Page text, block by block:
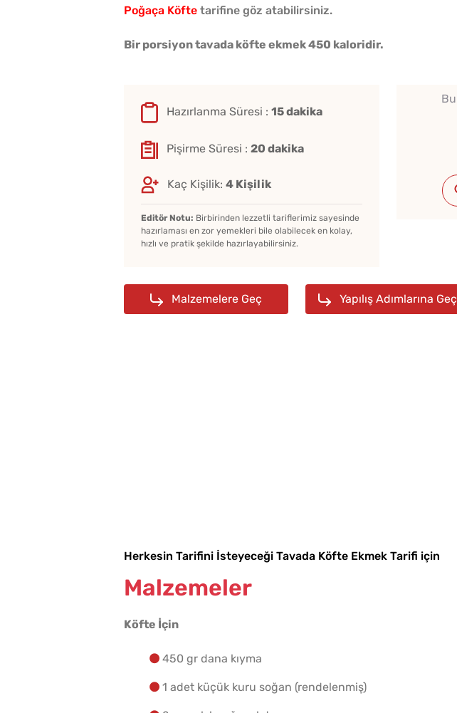
Poğaça Köfte tarifine göz atabilirsiniz.
Bir porsiyon tavada köfte ekmek 450 kaloridir.
Hazırlanma Süresi : 15 dakika
Pişirme Süresi : 20 dakika
Kaç Kişilik: 4 Kişilik
Editör Notu: Birbirinden lezzetli tariflerimiz sayesinde
hazırlaması en zor yemekleri bile olabilecek en kolay,
hızlı ve pratik şekilde hazırlayabilirsiniz.
Malzemelere Geç Yapılış Adımlarına Geç
Herkesin Tarifini İsteyeceği Tavada Köfte Ekmek Tarifi için
Malzemeler
Köfte İçin
450 gr dana kıyma
1 adet küçük kuru soğan (rendelenmiş)